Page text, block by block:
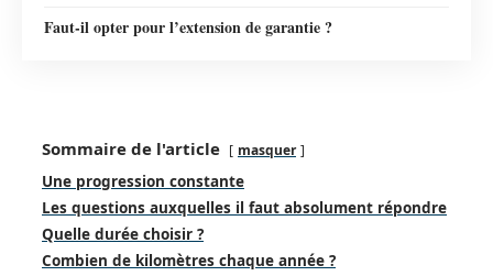
Faut-il opter pour l’extension de garantie ?
Sommaire de l'article masquer
Une progression constante
Les questions auxquelles il faut absolument répondre
Quelle durée choisir ?
Combien de kilomètres chaque année ?